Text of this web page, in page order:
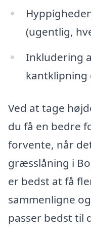
(ugentlig,
Inkludering
kantklipning
Ved at tage
du få en bedre
forvente, når
græsslåning i
er bedst at få
sammenligne
passer bedst til